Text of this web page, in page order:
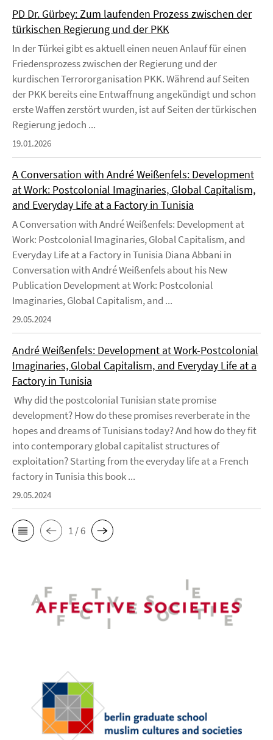
PD Dr. Gürbey: Zum laufenden Prozess zwischen der
türkischen Regierung und der PKK
In der Türkei gibt es aktuell einen neuen Anlauf für einen
Friedensprozess zwischen der Regierung und der
kurdischen Terrororganisation PKK. Während auf Seiten
der PKK bereits eine Entwaffnung angekündigt und schon
erste Waffen zerstört wurden, ist auf Seiten der türkischen
Regierung jedoch ...
19.01.2026
A Conversation with André Weißenfels: Development
at Work: Postcolonial Imaginaries, Global Capitalism,
and Everyday Life at a Factory in Tunisia
A Conversation with André Weißenfels: Development at
Work: Postcolonial Imaginaries, Global Capitalism, and
Everyday Life at a Factory in Tunisia Diana Abbani in
Conversation with André Weißenfels about his New
Publication Development at Work: Postcolonial
Imaginaries, Global Capitalism, and ...
29.05.2024
André Weißenfels: Development at Work-Postcolonial
Imaginaries, Global Capitalism, and Everyday Life at a
Factory in Tunisia
Why did the postcolonial Tunisian state promise
development? How do these promises reverberate in the
hopes and dreams of Tunisians today? And how do they fit
into contemporary global capitalist structures of
exploitation? Starting from the everyday life at a French
factory in Tunisia this book ...
29.05.2024
1 / 6